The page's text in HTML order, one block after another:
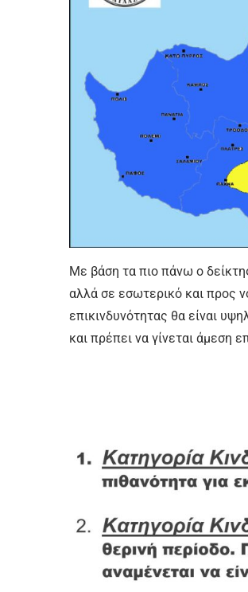
Με βάση τα πιο πάνω ο
αλλά σε εσωτερικό και προς
επικινδυνότητας θα είναι
και πρέπει να γίνεται άμεση